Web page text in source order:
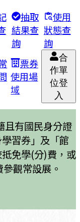
抽取
結果查
詢
使用
狀態查
詢
票券
使用場
域
合
作單
位登
入
且有國民身分證
習券」及「館
免學(分)費，或
觀常設展。